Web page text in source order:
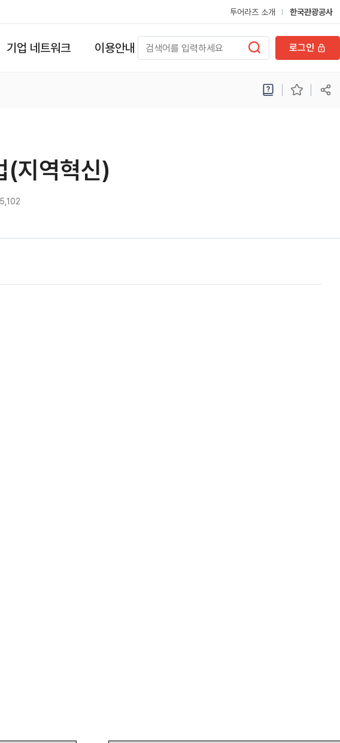
투어라즈 소개 한국관광공사
기업 네트워크 이용안내 로그인
지역혁신)